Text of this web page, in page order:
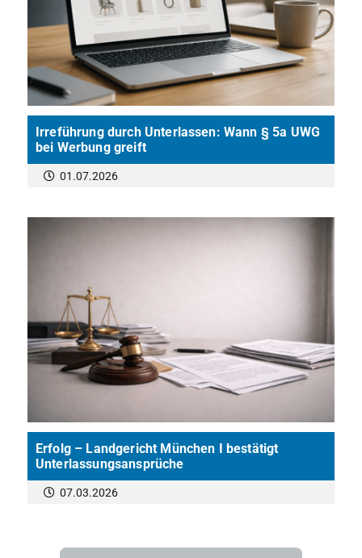
Irreführung durch Unterlassen: Wann § 5a UWG
bei Werbung greift
01.07.2026
Erfolg – Landgericht München I bestätigt
Unterlassungsansprüche
07.03.2026